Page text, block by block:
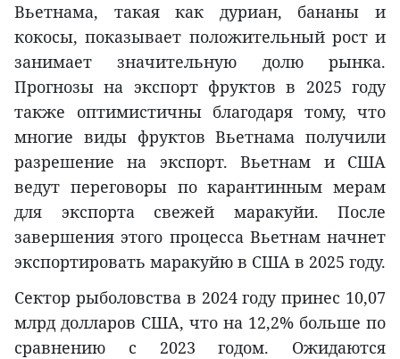
Вьетнама, такая как дуриан, бананы и
кокосы, показывает положительный рост и
занимает значительную долю рынка.
Прогнозы на экспорт фруктов в 2025 году
также оптимистичны благодаря тому, что
многие виды фруктов Вьетнама получили
разрешение на экспорт. Вьетнам и США
ведут переговоры по карантинным мерам
для экспорта свежей маракуйи. После
завершения этого процесса Вьетнам начнет
экспортировать маракуйю в США в 2025 году.
Сектор рыболовства в 2024 году принес 10,07
млрд долларов США, что на 12,2% больше по
сравнению с 2023 годом. Ожидаются